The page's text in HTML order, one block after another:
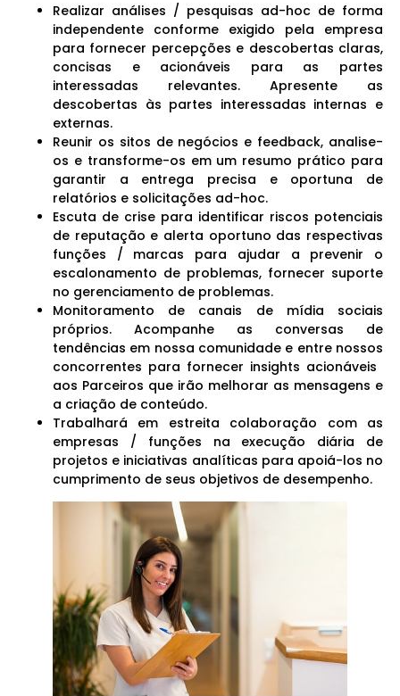
Realizar análises / pesquisas ad-hoc de forma
independente conforme exigido pela empresa
para fornecer percepções e descobertas claras,
concisas e acionáveis ​​para as partes
interessadas relevantes. Apresente as
descobertas às partes interessadas internas e
externas.
Reunir os sitos de negócios e feedback, analise-
os e transforme-os em um resumo prático para
garantir a entrega precisa e oportuna de
relatórios e solicitações ad-hoc.
Escuta de crise para identificar riscos potenciais
de reputação e alerta oportuno das respectivas
funções / marcas para ajudar a prevenir o
escalonamento de problemas, fornecer suporte
no gerenciamento de problemas.
Monitoramento de canais de mídia sociais
próprios. Acompanhe as conversas de
tendências em nossa comunidade e entre nossos
concorrentes para fornecer insights acionáveis ​​
aos Parceiros que irão melhorar as mensagens e
a criação de conteúdo.
Trabalhará em estreita colaboração com as
empresas / funções na execução diária de
projetos e iniciativas analíticas para apoiá-los no
cumprimento de seus objetivos de desempenho.